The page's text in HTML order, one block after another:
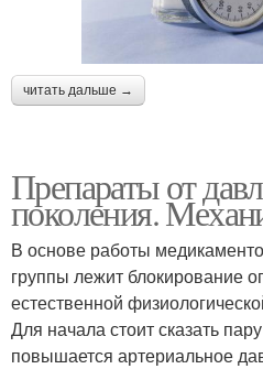
читать дальше →
Препараты от
поколения.
В основе работы
группы лежит блокирование
естественной
Для начала стоит сказать
повышается артериальное